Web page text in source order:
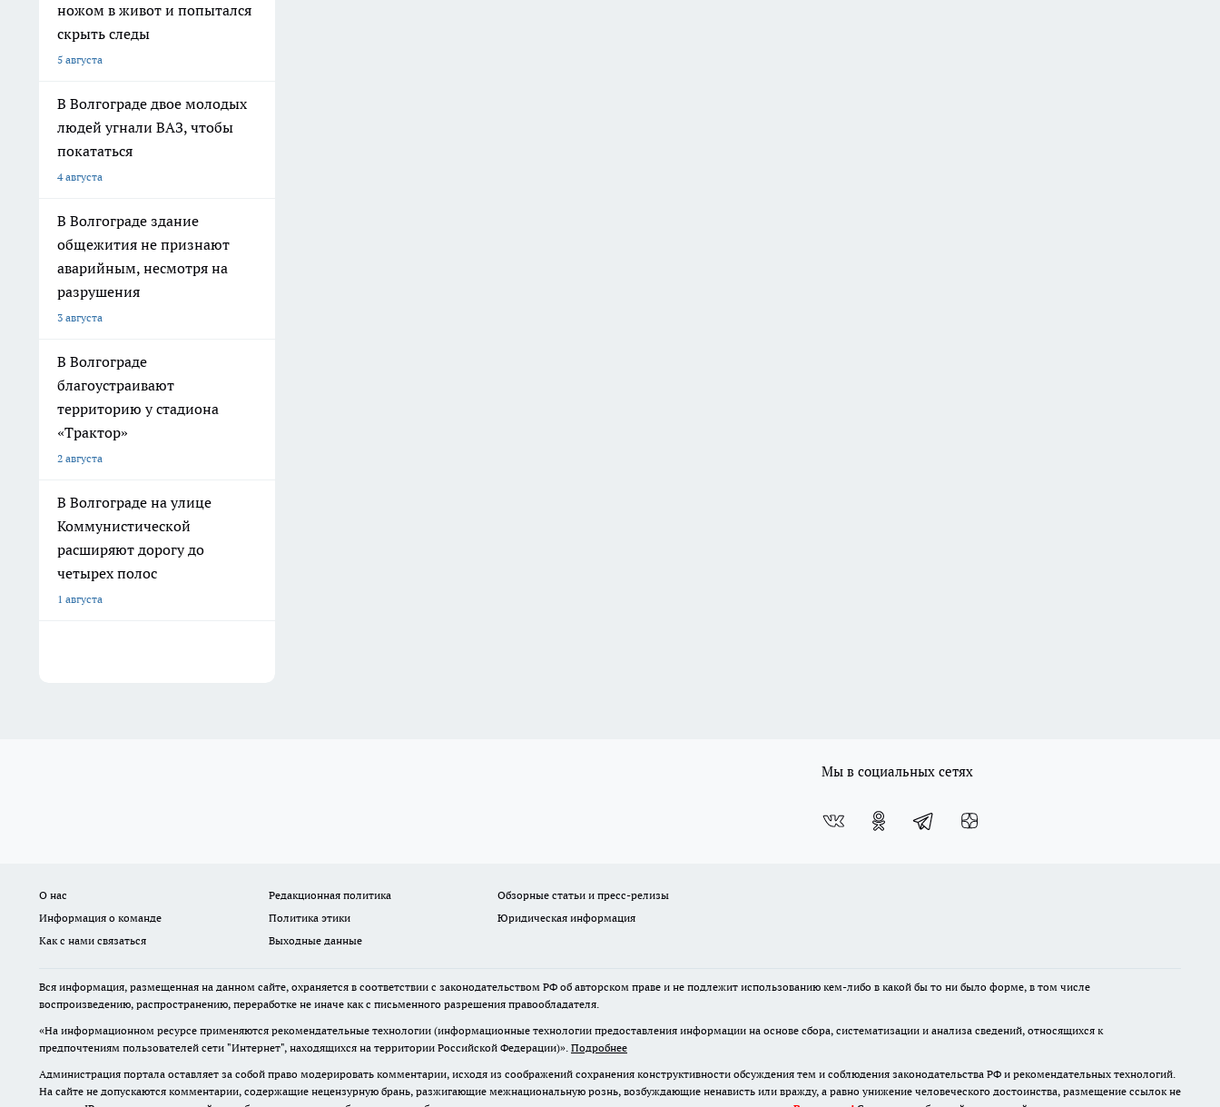
ножом в живот и попытался
скрыть следы
5 августа
В Волгограде двое молодых
людей угнали ВАЗ, чтобы
покататься
4 августа
В Волгограде здание
общежития не признают
аварийным, несмотря на
разрушения
3 августа
В Волгограде
благоустраивают
территорию у стадиона
«Трактор»
2 августа
В Волгограде на улице
Коммунистической
расширяют дорогу до
четырех полос
1 августа
Мы в социальных сетях
О нас Редакционная политика
Обзорные статьи и пресс-релизы
Информация о команде
Политика этики
Юридическая информация
Как с нами связаться
Выходные данные
Вся информация, размещенная на данном сайте, охраняется в соответствии с законодательством РФ об авторском праве и не подлежит использованию кем-либо в какой бы то ни было форме, в том числе
воспроизведению, распространению, переработке не иначе как с письменного разрешения правообладателя.
«На информационном ресурсе применяются рекомендательные технологии (информационные технологии предоставления информации на основе сбора, систематизации и анализа сведений, относящихся к
предпочтениям пользователей сети "Интернет", находящихся на территории Российской Федерации)». Подробнее
Администрация портала оставляет за собой право модерировать комментарии, исходя из соображений сохранения конструктивности обсуждения тем и соблюдения законодательства РФ и рекомендательных технологий.
На сайте не допускаются комментарии, содержащие нецензурную брань, разжигающие межнациональную рознь, возбуждающие ненависть или вражду, а равно унижение человеческого достоинства, размещение ссылок не